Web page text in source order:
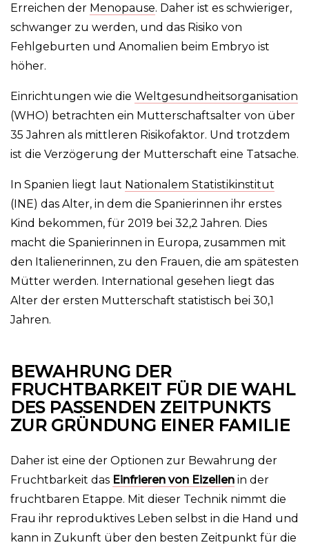
Erreichen der Menopause. Daher ist es schwieriger,
schwanger zu werden, und das Risiko von
Fehlgeburten und Anomalien beim Embryo ist
höher.
Einrichtungen wie die Weltgesundheitsorganisation
(WHO) betrachten ein Mutterschaftsalter von über
35 Jahren als mittleren Risikofaktor. Und trotzdem
ist die Verzögerung der Mutterschaft eine Tatsache.
In Spanien liegt laut Nationalem Statistikinstitut
(INE) das Alter, in dem die Spanierinnen ihr erstes
Kind bekommen, für 2019 bei 32,2 Jahren. Dies
macht die Spanierinnen in Europa, zusammen mit
den Italienerinnen, zu den Frauen, die am spätesten
Mütter werden. International gesehen liegt das
Alter der ersten Mutterschaft statistisch bei 30,1
Jahren.
BEWAHRUNG DER
FRUCHTBARKEIT FÜR DIE WAHL
DES PASSENDEN ZEITPUNKTS
ZUR GRÜNDUNG EINER FAMILIE
Daher ist eine der Optionen zur Bewahrung der
Fruchtbarkeit das Einfrieren von Eizellen in der
fruchtbaren Etappe. Mit dieser Technik nimmt die
Frau ihr reproduktives Leben selbst in die Hand und
kann in Zukunft über den besten Zeitpunkt für die